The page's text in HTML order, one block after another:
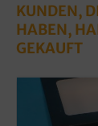
KUNDEN,
HABEN,
GEKAUFT